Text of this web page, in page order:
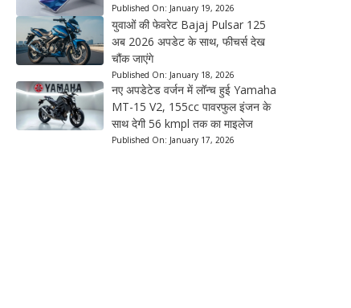
Published On: January 19, 2026
युवाओं की फेवरेट Bajaj Pulsar 125
अब 2026 अपडेट के साथ, फीचर्स देख
चौंक जाएंगे
Published On: January 18, 2026
नए अपडेटेड वर्जन में लॉन्च हुई Yamaha
MT-15 V2, 155cc पावरफुल इंजन के
साथ देगी 56 kmpl तक का माइलेज
Published On: January 17, 2026